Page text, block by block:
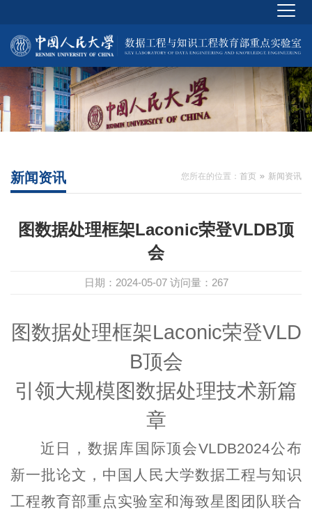
您所在的位置： 首页 新闻资讯
新闻资讯
图数据处理框架Laconic荣登VLDB顶
会
日期：2024-05-07 访问量： 267
图数据处理框架Laconic荣登VLD
B顶会
引领大规模图数据处理技术新篇
章
近日，数据库国际顶会VLDB2024公布
新一批论文，中国人民大学数据工程与知识
工程教育部重点实验室和海致星图团队联合